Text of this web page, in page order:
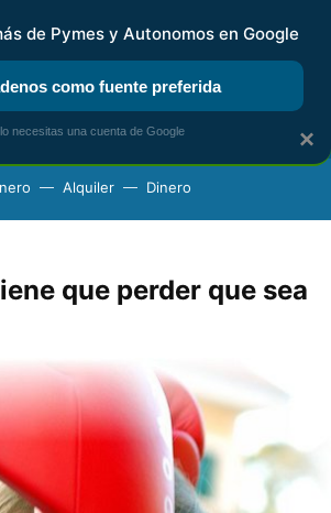
KIT DIGITAL RENTA
Alquiler Dinero
que perder que sea
×
de Pymes y Autonomos en Google
como fuente preferida
necesitas una cuenta de Google